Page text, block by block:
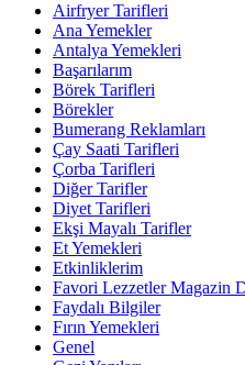
Airfryer Tarifleri
Ana Yemekler
Antalya Yemekleri
Başarılarım
Börek Tarifleri
Börekler
Bumerang Reklamları
Çay Saati Tarifleri
Çorba Tarifleri
Diğer Tarifler
Diyet Tarifleri
Ekşi Mayalı Tarifler
Et Yemekleri
Etkinliklerim
Favori Lezzetler Magazin
Faydalı Bilgiler
Fırın Yemekleri
Genel